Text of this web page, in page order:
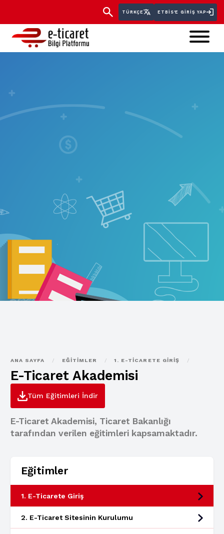
TÜRKÇE ETBİS'E GIRIŞ YAP
ANA SAYFA / EĞITIMLER / 1. E-TICARETE GIRIŞ /
E-Ticaret Akademisi
Tüm Eğitimleri İndir
E-Ticaret Akademisi, Ticaret Bakanlığı
tarafından verilen eğitimleri kapsamaktadır.
Eğitimler
1. E-Ticarete Giriş
2. E-Ticaret Sitesinin Kurulumu